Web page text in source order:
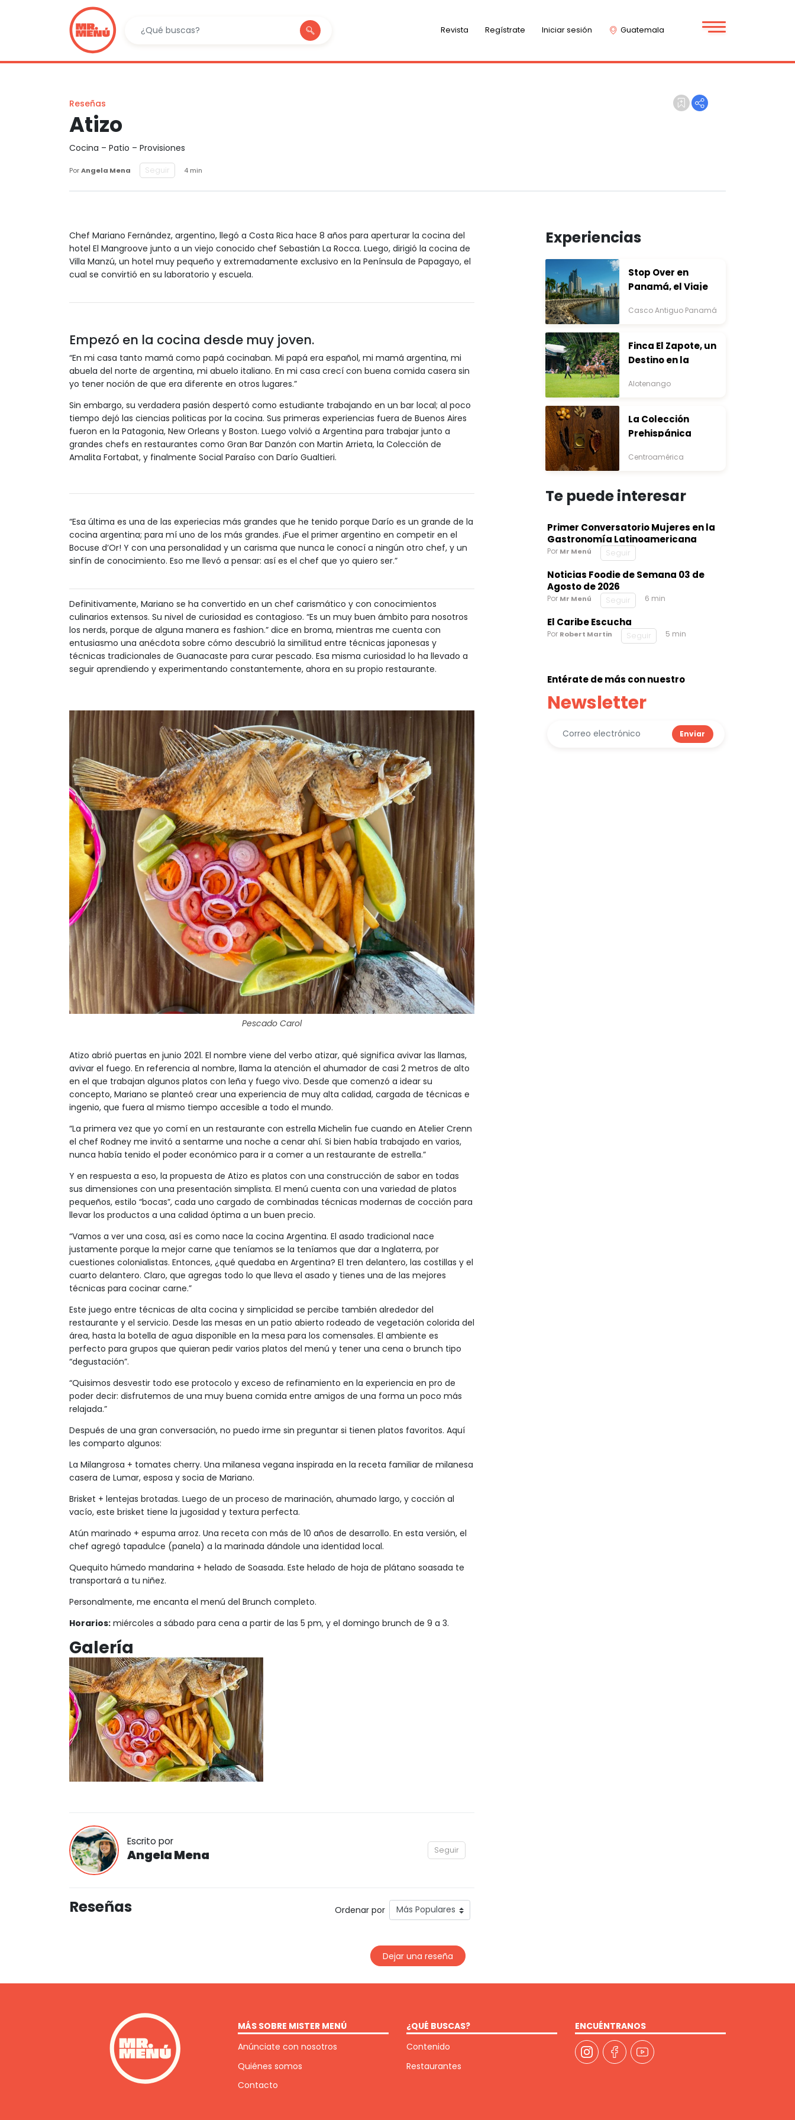
Revista Regístrate Iniciar sesión Guatemala
Reseñas
Atizo
Cocina – Patio – Provisiones
PorAngela Mena Seguir 4 min
Chef Mariano Fernández, argentino, llegó a Costa Rica hace 8 años para aperturar la cocina del
hotel El Mangroove junto a un viejo conocido chef Sebastián La Rocca. Luego, dirigió la cocina de
Villa Manzú, un hotel muy pequeño y extremadamente exclusivo en la Península de Papagayo, el
cual se convirtió en su laboratorio y escuela.
Empezó en la cocina desde muy joven.
“En mi casa tanto mamá como papá cocinaban. Mi papá era español, mi mamá argentina, mi
abuela del norte de argentina, mi abuelo italiano. En mi casa crecí con buena comida casera sin
yo tener noción de que era diferente en otros lugares.”
Sin embargo, su verdadera pasión despertó como estudiante trabajando en un bar local; al poco
tiempo dejó las ciencias politicas por la cocina. Sus primeras experiencias fuera de Buenos Aires
fueron en la Patagonia, New Orleans y Boston. Luego volvió a Argentina para trabajar junto a
grandes chefs en restaurantes como Gran Bar Danzón con Martin Arrieta, la Colección de
Amalita Fortabat, y finalmente Social Paraíso con Darío Gualtieri.
“Esa última es una de las experiecias más grandes que he tenido porque Darío es un grande de la
cocina argentina; para mí uno de los más grandes. ¡Fue el primer argentino en competir en el
Bocuse d’Or! Y con una personalidad y un carisma que nunca le conocí a ningún otro chef, y un
sinfín de conocimiento. Eso me llevó a pensar: así es el chef que yo quiero ser.”
Definitivamente, Mariano se ha convertido en un chef carismático y con conocimientos
culinarios extensos. Su nivel de curiosidad es contagioso. “Es un muy buen ámbito para nosotros
los nerds, porque de alguna manera es fashion.” dice en broma, mientras me cuenta con
entusiasmo una anécdota sobre cómo descubrió la similitud entre técnicas japonesas y
técnicas tradicionales de Guanacaste para curar pescado. Esa misma curiosidad lo ha llevado a
seguir aprendiendo y experimentando constantemente, ahora en su propio restaurante.
Pescado Carol
Atizo abrió puertas en junio 2021. El nombre viene del verbo atizar, qué significa avivar las llamas,
avivar el fuego. En referencia al nombre, llama la atención el ahumador de casi 2 metros de alto
en el que trabajan algunos platos con leña y fuego vivo. Desde que comenzó a idear su
concepto, Mariano se planteó crear una experiencia de muy alta calidad, cargada de técnicas e
ingenio, que fuera al mismo tiempo accesible a todo el mundo.
“La primera vez que yo comí en un restaurante con estrella Michelin fue cuando en Atelier Crenn
el chef Rodney me invitó a sentarme una noche a cenar ahí. Si bien había trabajado en varios,
nunca había tenido el poder económico para ir a comer a un restaurante de estrella.”
Y en respuesta a eso, la propuesta de Atizo es platos con una construcción de sabor en todas
sus dimensiones con una presentación simplista. El menú cuenta con una variedad de platos
pequeños, estilo “bocas”, cada uno cargado de combinadas técnicas modernas de cocción para
llevar los productos a una calidad óptima a un buen precio.
“Vamos a ver una cosa, así es como nace la cocina Argentina. El asado tradicional nace
justamente porque la mejor carne que teníamos se la teníamos que dar a Inglaterra, por
cuestiones colonialistas. Entonces, ¿qué quedaba en Argentina? El tren delantero, las costillas y el
cuarto delantero. Claro, que agregas todo lo que lleva el asado y tienes una de las mejores
técnicas para cocinar carne.”
Este juego entre técnicas de alta cocina y simplicidad se percibe también alrededor del
restaurante y el servicio. Desde las mesas en un patio abierto rodeado de vegetación colorida del
área, hasta la botella de agua disponible en la mesa para los comensales. El ambiente es
perfecto para grupos que quieran pedir varios platos del menú y tener una cena o brunch tipo
“degustación”.
“Quisimos desvestir todo ese protocolo y exceso de refinamiento en la experiencia en pro de
poder decir: disfrutemos de una muy buena comida entre amigos de una forma un poco más
relajada.”
Después de una gran conversación, no puedo irme sin preguntar si tienen platos favoritos. Aquí
les comparto algunos:
La Milangrosa + tomates cherry. Una milanesa vegana inspirada en la receta familiar de milanesa
casera de Lumar, esposa y socia de Mariano.
Brisket + lentejas brotadas. Luego de un proceso de marinación, ahumado largo, y cocción al
vacío, este brisket tiene la jugosidad y textura perfecta.
Atún marinado + espuma arroz. Una receta con más de 10 años de desarrollo. En esta versión, el
chef agregó tapadulce (panela) a la marinada dándole una identidad local.
Quequito húmedo mandarina + helado de Soasada. Este helado de hoja de plátano soasada te
transportará a tu niñez.
Personalmente, me encanta el menú del Brunch completo.
Horarios: miércoles a sábado para cena a partir de las 5 pm, y el domingo brunch de 9 a 3.
Galería
Escrito por
Angela Mena Seguir
Reseñas Ordenar por
Dejar una reseña
Experiencias
Stop Over en
Panamá, el Viaje
Destino
Casco Antiguo Panamá
Finca El Zapote, un
Destino en la
Arte y Naturaleza
Alotenango
La Colección
Prehispánica
Centroamérica
Te puede interesar
Primer Conversatorio Mujeres en la
Gastronomía Latinoamericana
Por Mr Menú Seguir
Noticias Foodie de Semana 03 de
Agosto de 2026
Por Mr Menú Seguir 6 min
El Caribe Escucha
Por Robert Martin Seguir 5 min
Entérate de más con nuestro
Newsletter
Enviar
MÁS SOBRE MISTER MENÚ
Anúnciate con nosotros
Quiénes somos
Contacto
¿QUÉ BUSCAS?
Contenido
Restaurantes
ENCUÉNTRANOS